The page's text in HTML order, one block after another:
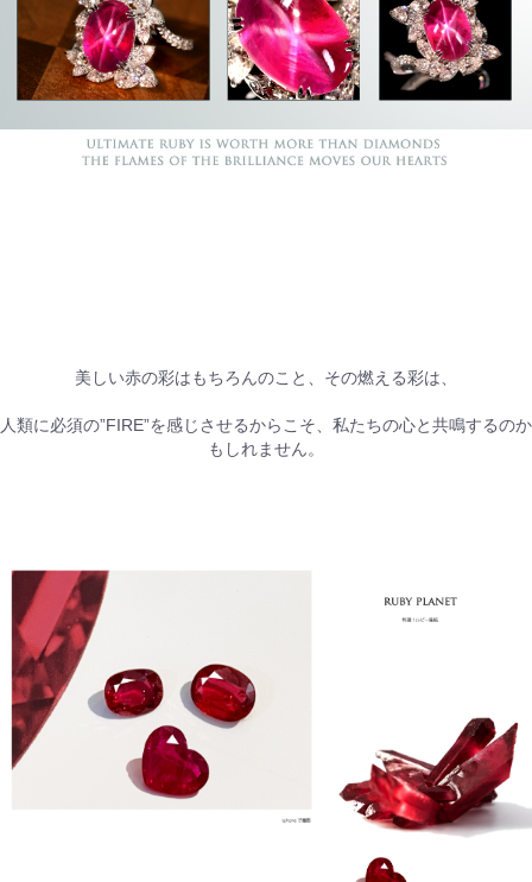
美しい赤の彩はもちろんのこと、その燃える彩は、
人類に必須の”FIRE”を感じさせるからこそ、私たちの心と共鳴するのか
もしれません。